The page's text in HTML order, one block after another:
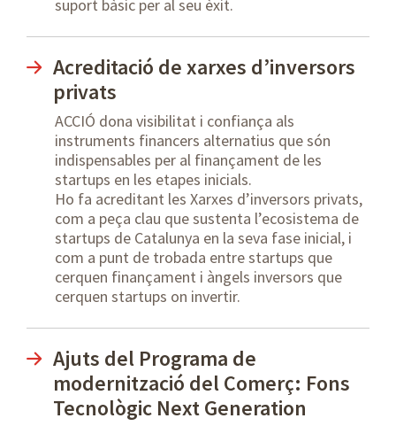
suport bàsic per al seu èxit.
Acreditació de xarxes d’inversors
privats
ACCIÓ dona visibilitat i confiança als
instruments financers alternatius que són
indispensables per al finançament de les
startups en les etapes inicials.
Ho fa acreditant les Xarxes d’inversors privats,
com a peça clau que sustenta l’ecosistema de
startups de Catalunya en la seva fase inicial, i
com a punt de trobada entre startups que
cerquen finançament i àngels inversors que
cerquen startups on invertir.
Ajuts del Programa de
modernització del Comerç: Fons
Tecnològic Next Generation